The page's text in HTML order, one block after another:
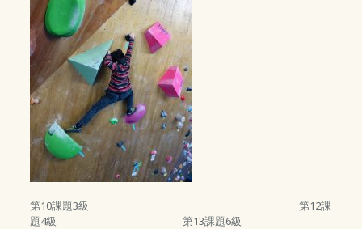
第10課題3級 第12課
題4級 第13課題6級